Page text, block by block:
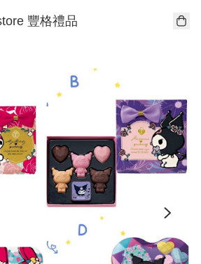
豐格禮品